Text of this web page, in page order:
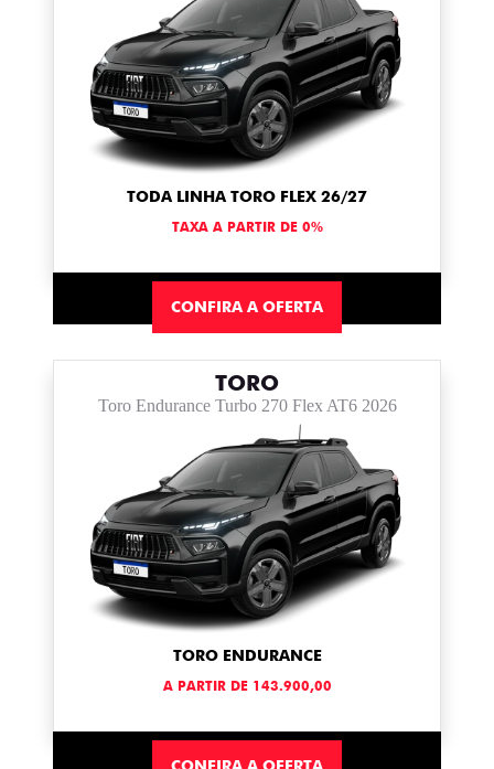
TODA LINHA TORO FLEX 26/27
TAXA A PARTIR DE 0%
CONFIRA A OFERTA
TORO
Toro Endurance Turbo 270 Flex AT6 2026
TORO ENDURANCE
A PARTIR DE 143.900,00